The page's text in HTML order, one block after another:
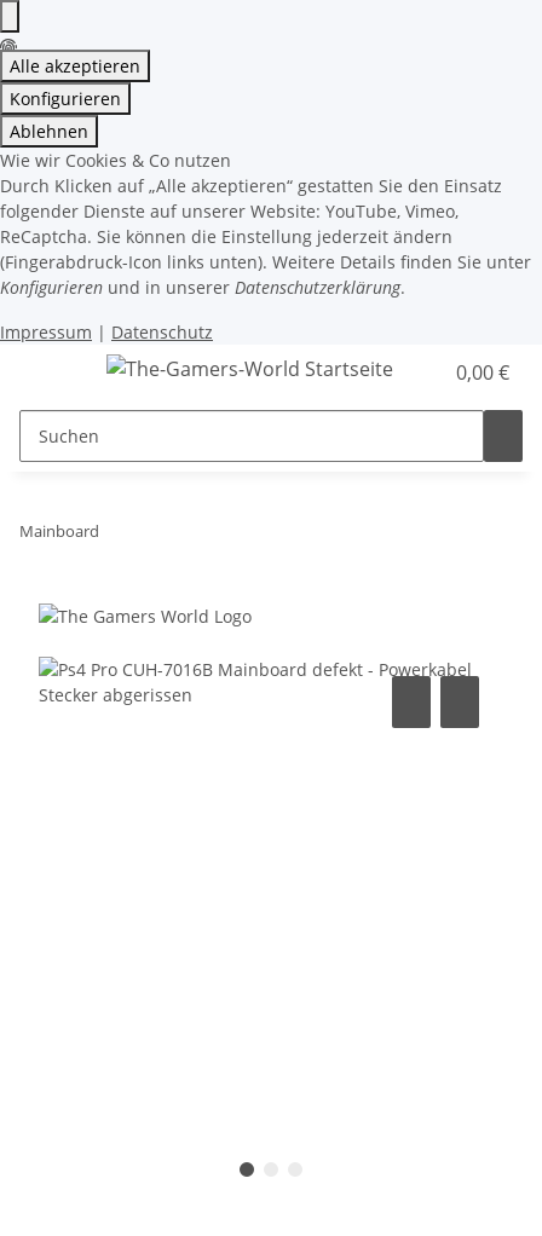
Alle akzeptieren
Konfigurieren
Ablehnen
Wie wir Cookies & Co nutzen
Durch Klicken auf „Alle akzeptieren“ gestatten Sie den Einsatz
folgender Dienste auf unserer Website: YouTube, Vimeo,
ReCaptcha. Sie können die Einstellung jederzeit ändern
(Fingerabdruck-Icon links unten). Weitere Details finden Sie unter
Konfigurieren und in unserer Datenschutzerklärung.
Impressum | Datenschutz
0,00 €
Mainboard